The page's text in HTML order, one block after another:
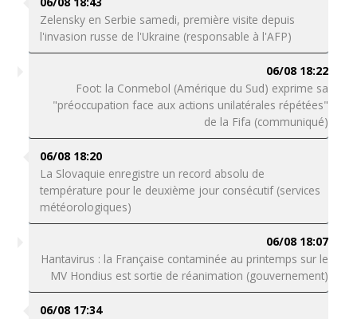
Zelensky en Serbie samedi, première visite depuis
l'invasion russe de l'Ukraine (responsable à l'AFP)
06/08 18:22
Foot: la Conmebol (Amérique du Sud) exprime sa
"préoccupation face aux actions unilatérales répétées"
de la Fifa (communiqué)
06/08 18:20
La Slovaquie enregistre un record absolu de
température pour le deuxième jour consécutif (services
météorologiques)
06/08 18:07
Hantavirus : la Française contaminée au printemps sur le
MV Hondius est sortie de réanimation (gouvernement)
06/08 17:34